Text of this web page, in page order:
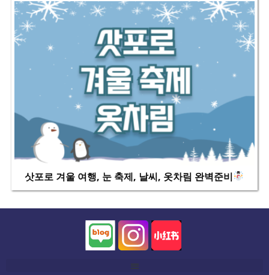
삿포로 겨울 여행, 눈 축제, 날씨, 옷차림 완벽준비